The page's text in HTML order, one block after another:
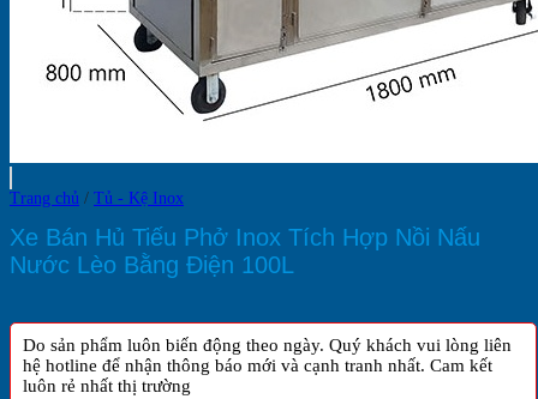
Trang chủ / Tủ - Kệ Inox
Xe Bán Hủ Tiếu Phở Inox Tích Hợp Nồi Nấu
Nước Lèo Bằng Điện 100L
Do sản phẩm luôn biến động theo ngày. Quý khách vui lòng liên
hệ hotline để nhận thông báo mới và cạnh tranh nhất. Cam kết
luôn rẻ nhất thị trường